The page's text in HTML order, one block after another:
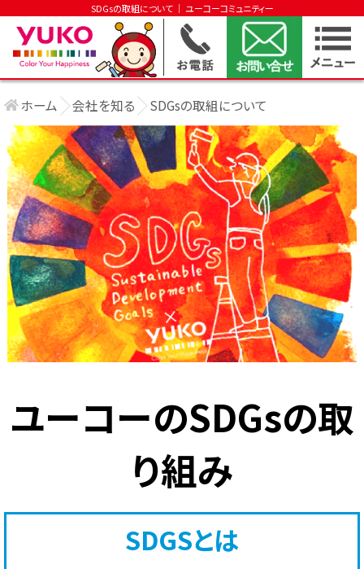
SDGsの取組について │ ユーコーコミュニティー
ホーム 会社を知る SDGsの取組について
ユーコーのSDGsの取
り組み
SDGSとは